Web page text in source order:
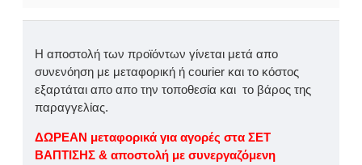
Η αποστολή των προϊόντων γίνεται μετά απο
συνενόηση με μεταφορική ή courier και το κόστος
εξαρτάται απο απο την τοποθεσία και το βάρος της
παραγγελίας.
ΔΩΡΕΑΝ μεταφορικά για αγορές στα ΣΕΤ
ΒΑΠΤΙΣΗΣ & αποστολή με συνεργαζόμενη